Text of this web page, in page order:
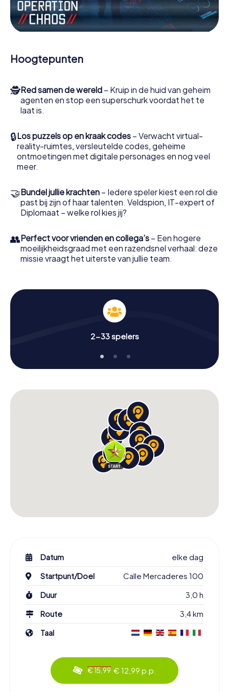
Werk samen als een team, onderschep vijandige
spionnen en lok de handlangers van de schurk naar je toe.
excelleren om de slechteriken te stoppen. In
tegenstelling tot James Bond en Co. zullen jouw daden
jezelf en jouw team in de hoogste score van Arequipa en
krijg toegang tot jouw eigen fotogalerij. De escape game
van myCityHunt verandert Arequipa in jouw eigen
wereld van spionage en geheime agenten en verander
Arequipa in een escaperoom in de buitenlucht!
Hoogtepunten
🕵Red samen de wereld – Kruip in de huid van geheim
agenten en stop een superschurk voordat het te
laat is.
🔒Los puzzels op en kraak codes – Verwacht virtual-
reality-ruimtes, versleutelde codes, geheime
ontmoetingen met digitale personages en nog veel
meer.
🤝Bundel jullie krachten – Iedere speler kiest een rol die
past bij zijn of haar talenten. Veldspion, IT-expert of
Diplomaat – welke rol kies jij?
👥Perfect voor vrienden en collega’s – Een hogere
moeilijkheidsgraad met een razendsnel verhaal: deze
missie vraagt het uiterste van jullie team.
2-33 spelers
Datum
elke dag
Startpunt/Doel
Calle Mercaderes 100
Duur
3,0 h
Route
3,4 km
Taal
€ 15,99 € 12,99 p.p.